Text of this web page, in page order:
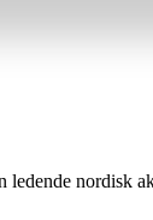
nordisk